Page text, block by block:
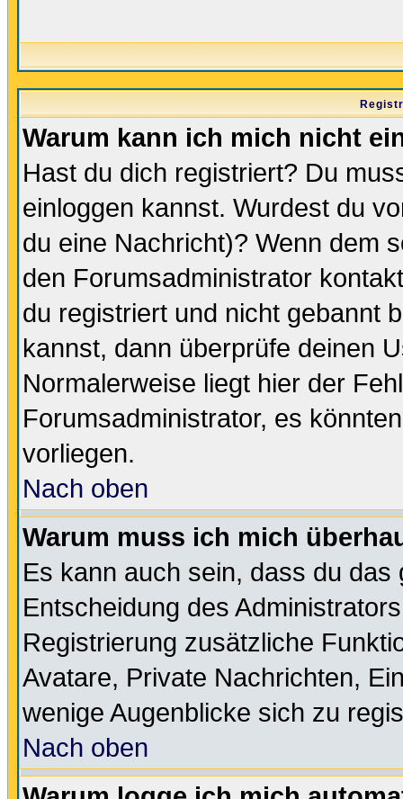
Warum kann ich mich nicht
Hast du dich registriert? Du
einloggen kannst. Wurdest du
du eine Nachricht)? Wenn dem
den Forumsadministrator
du registriert und nicht gebannt
kannst, dann überprüfe deinen
Normalerweise liegt hier der
Forumsadministrator, es
vorliegen.
Nach oben
Warum muss ich mich
Es kann auch sein, dass du
Entscheidung des
Registrierung zusätzliche
Avatare, Private Nachrichten,
wenige Augenblicke sich zu
Nach oben